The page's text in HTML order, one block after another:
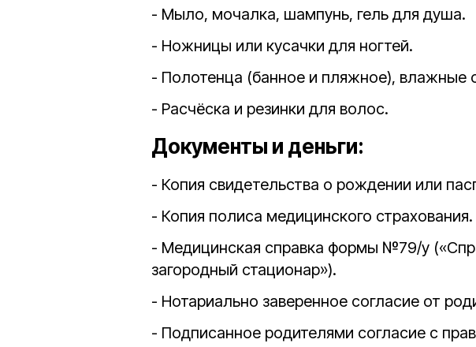
- Мыло, мочалка, шампунь, гель для душа.
- Ножницы или кусачки для ногтей.
- Полотенца (банное и пляжное), влажные
- Расчёска и резинки для волос.
Документы и деньги:
- Копия свидетельства о рождении или
- Копия полиса медицинского страхования.
- Медицинская справка формы №79/у
загородный стационар»).
- Нотариально заверенное согласие от
- Подписанное родителями согласие с